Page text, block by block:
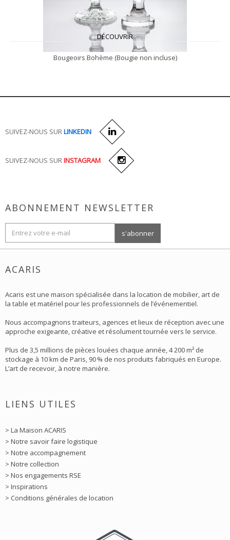
DÉCOUVRIR
Bougeoirs Bohème (Bougie non incluse)
SUIVEZ-NOUS SURLINKEDIN
SUIVEZ-NOUS SUR INSTAGRAM
ABONNEMENT NEWSLETTER
ACARIS
Acaris est une maison spécialisée dans la location de mobilier, art de
la table et matériel pour les professionnels de l’événementiel.
Nous accompagnons traiteurs, agences et lieux de réception avec une
approche exigeante, créative et résolument tournée vers le service.
Plus de 3,5 millions de pièces louées chaque année, 4 200 m² de
stockage à 10 km de Paris, 90 % de nos produits fabriqués en Europe.
L’art de recevoir, à notre manière.
LIENS UTILES
> La Maison ACARIS
> Notre savoir faire logistique
> Notre accompagnement
> Notre collection
> Nos engagements RSE
> Inspirations
> Conditions générales de location